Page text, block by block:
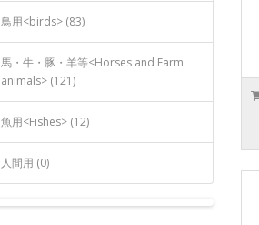
鳥用<birds> (83)
馬・牛・豚・羊等<Horses and Farm
animals> (121)
魚用<Fishes> (12)
人間用 (0)